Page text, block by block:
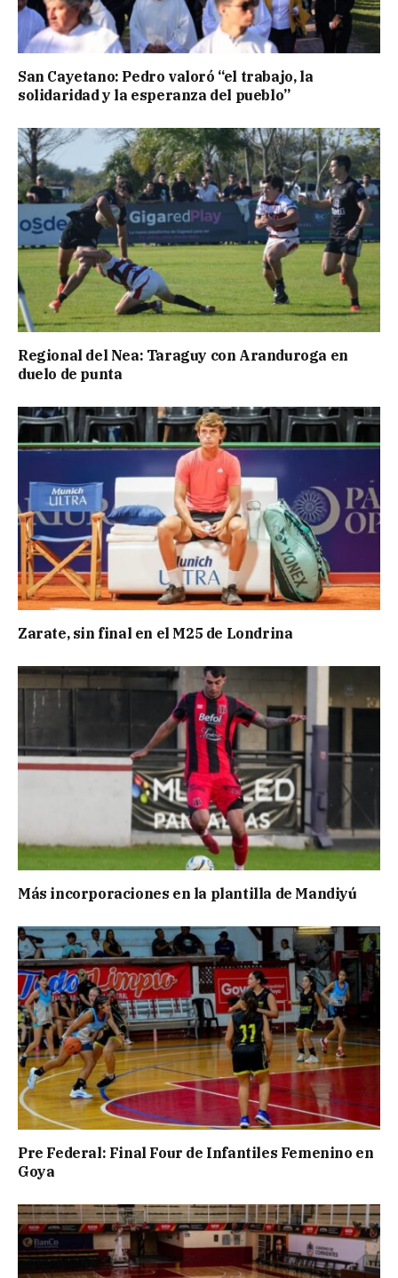
San Cayetano: Pedro valoró “el trabajo, la
solidaridad y la esperanza del pueblo”
Regional del Nea: Taraguy con Aranduroga en
duelo de punta
Zarate, sin final en el M25 de Londrina
Más incorporaciones en la plantilla de Mandiyú
Pre Federal: Final Four de Infantiles Femenino en
Goya